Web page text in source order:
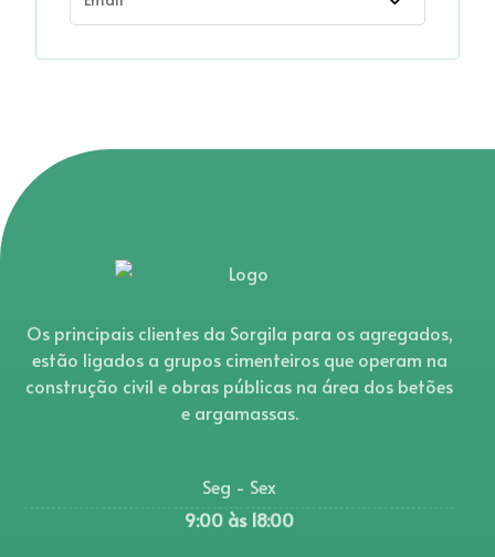
Os principais clientes da Sorgila para os agregados,
estão ligados a grupos cimenteiros que operam na
construção civil e obras públicas na área dos betões
e argamassas.
Seg - Sex
9:00 às 18:00